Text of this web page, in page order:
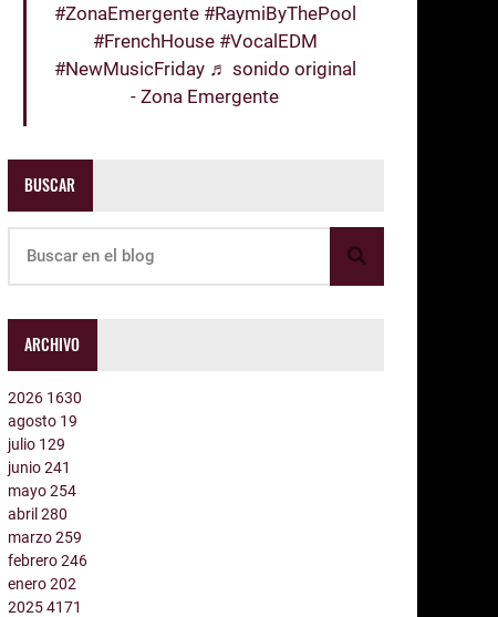
#ZonaEmergente #RaymiByThePool
#FrenchHouse #VocalEDM
#NewMusicFriday ♬ sonido original
- Zona Emergente
BUSCAR
ARCHIVO
2026 1630
agosto 19
julio 129
junio241
mayo254
abril280
marzo259
febrero246
enero202
20254171